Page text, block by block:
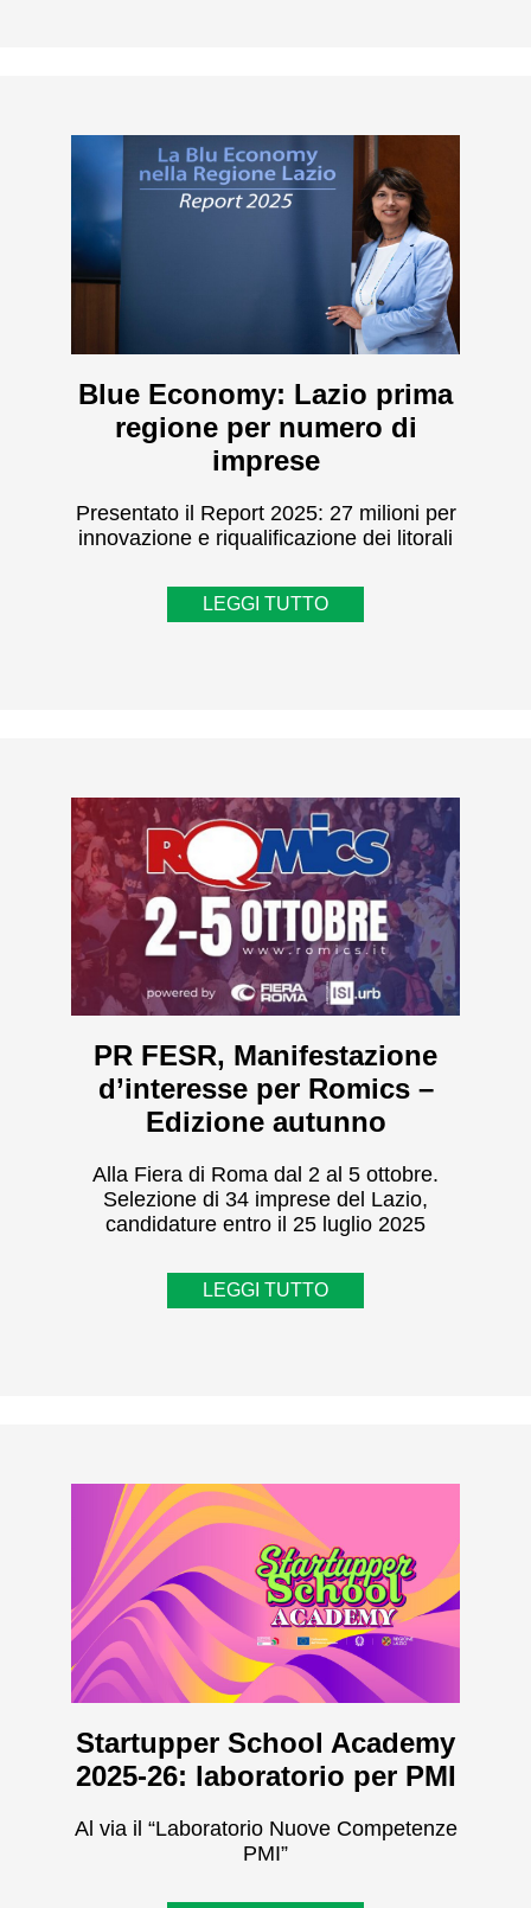
Blue Economy: Lazio prima
regione per numero di
imprese
Presentato il Report 2025: 27 milioni per
innovazione e riqualificazione dei litorali
LEGGI TUTTO
PR FESR, Manifestazione
d’interesse per Romics –
Edizione autunno
Alla Fiera di Roma dal 2 al 5 ottobre.
Selezione di 34 imprese del Lazio,
candidature entro il 25 luglio 2025
LEGGI TUTTO
Startupper School Academy
2025-26: laboratorio per PMI
Al via il “Laboratorio Nuove Competenze
PMI”